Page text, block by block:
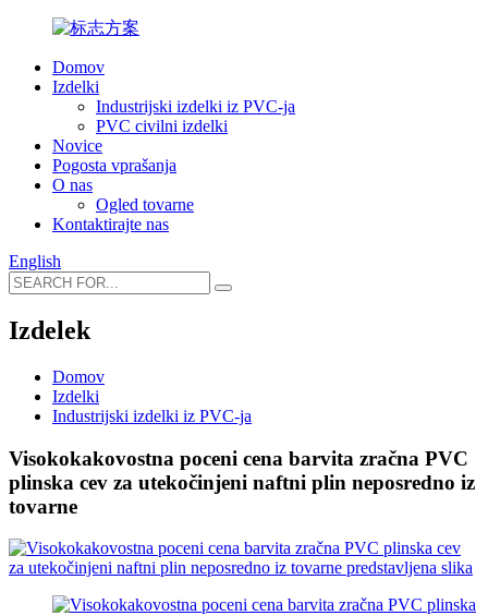
Domov
Izdelki
Industrijski izdelki iz PVC-ja
PVC civilni izdelki
Novice
Pogosta vprašanja
O nas
Ogled tovarne
Kontaktirajte nas
English
Izdelek
Domov
Izdelki
Industrijski izdelki iz PVC-ja
Visokokakovostna poceni cena barvita zračna PVC
plinska cev za utekočinjeni naftni plin neposredno iz
tovarne